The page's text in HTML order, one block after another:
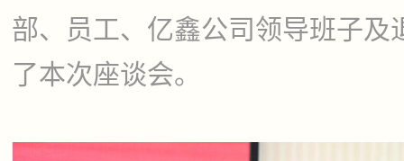
部、员工、亿鑫公司领导班子及
了本次座谈会。